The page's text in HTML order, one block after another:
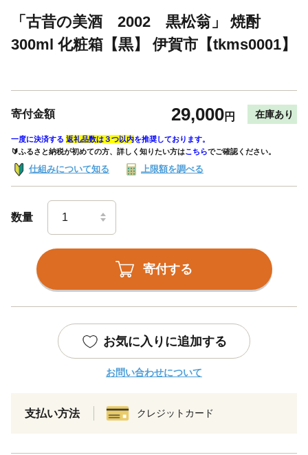
「古昔の美酒 2002 黒松翁」 焼酎
300ml 化粧箱【黒】 伊賀市【tkms0001】
寄付金額 29,000円 在庫あり
一度に決済する 返礼品数は３つ以内を推奨しております。
🔰ふるさと納税が初めての方、詳しく知りたい方はこちらでご確認ください。
仕組みについて知る 上限額を調べる
数量
寄付する
お気に入りに追加する
お問い合わせについて
支払い方法 クレジットカード